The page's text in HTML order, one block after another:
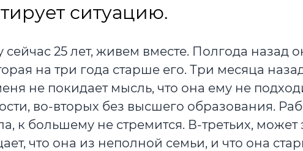
ситуацию.
25 лет, живем вместе. Полгода назад
на три года старше его. Три месяца
не покидает мысль, что она ему не
во-вторых без высшего образования.
к большему не стремится. В-третьих, может
что она из неполной семьи, и что она